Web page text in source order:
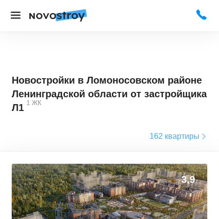
Новостройки в Ломоносовском районе
Ленинградской области от застройщика
Л1 1 ЖК
162 квартиры
3,9